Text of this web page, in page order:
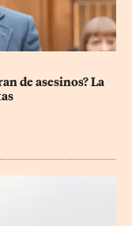
de asesinos? La